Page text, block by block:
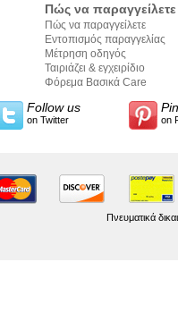
Πώς να παραγγείλετε
Πώς να παραγγείλετε
Εντοπισμός παραγγελίας
Μέτρηση οδηγός
Ταιριάζει & εγχειρίδιο
σύνταξης κειμένων
Φόρεμα Βασικά Care
Follow us
on Twitter on
Πνευματικά